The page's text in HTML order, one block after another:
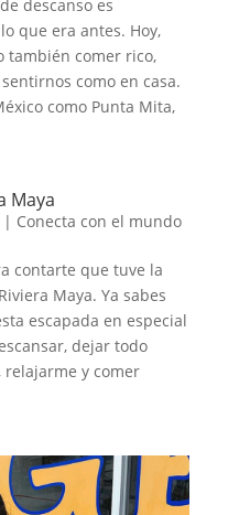
descanso es
que era antes. Hoy,
también comer rico,
como en casa.
como Punta Mita,
Maya
Conecta con el mundo
contarte que tuve la
Maya. Ya sabes
escapada en especial
dejar todo
y comer